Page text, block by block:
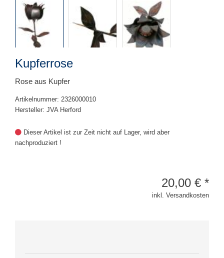
Kupferrose
Rose aus Kupfer
Artikelnummer: 2326000010
Hersteller: JVA Herford
Dieser Artikel ist zur Zeit nicht auf Lager, wird aber
nachproduziert !
20,00 € *
inkl. Versandkosten